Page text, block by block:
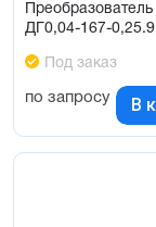
ДГ0,04-167-0,25.9
Под заказ
по запросу В